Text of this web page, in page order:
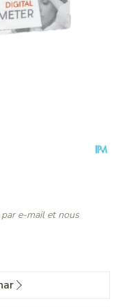
e-mail et nous